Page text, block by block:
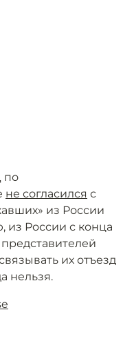
по
не согласился с
из России
из России с конца
их отъезд
нельзя.